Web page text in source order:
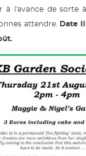
à l'avance de sorte
attendre.
Date